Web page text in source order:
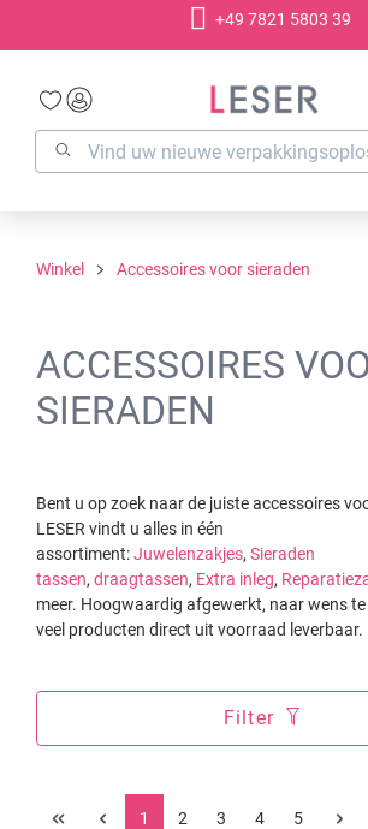
+49 7821 5803 39
Winkel Accessoires voor sieraden
ACCESSOIRES
SIERADEN
Bent u op zoek naar de juiste accessoires
LESER vindt u alles in één
assortiment:Juwelenzakjes, Sieraden
tassen, draagtassen, Extra inleg,
meer. Hoogwaardig afgewerkt, naar wens
veel producten direct uit voorraad leverbaar.
Filter
1 2 3 4 5